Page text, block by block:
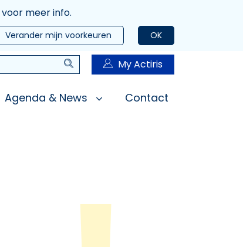
voor meer info.
OK
Verander mijn voorkeuren
Zoeken My Actiris
Agenda & News Contact